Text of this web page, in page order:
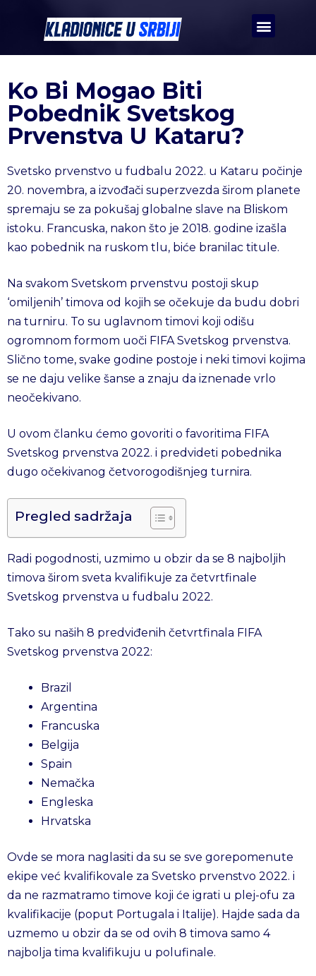
Ko Bi Mogao Biti
Pobednik Svetskog
Prvenstva U Kataru?
Svetsko prvenstvo u fudbalu 2022. u Kataru počinje
20. novembra, a izvođači superzvezda širom planete
spremaju se za pokušaj globalne slave na Bliskom
istoku. Francuska, nakon što je 2018. godine izašla
kao pobednik na ruskom tlu, biće branilac titule.
Na svakom Svetskom prvenstvu postoji skup
‘omiljenih’ timova od kojih se očekuje da budu dobri
na turniru. To su uglavnom timovi koji odišu
ogromnom formom uoči FIFA Svetskog prvenstva.
Slično tome, svake godine postoje i neki timovi kojima
se ne daju velike šanse a znaju da iznenade vrlo
neočekivano.
U ovom članku ćemo govoriti o favoritima FIFA
Svetskog prvenstva 2022. i predvideti pobednika
dugo očekivanog četvorogodišnjeg turnira.
Pregled sadržaja
Radi pogodnosti, uzmimo u obzir da se 8 najboljih
timova širom sveta kvalifikuje za četvrtfinale
Svetskog prvenstva u fudbalu 2022.
Tako su naših 8 predviđenih četvrtfinala FIFA
Svetskog prvenstva 2022:
Brazil
Argentina
Francuska
Belgija
Spain
Nemačka
Engleska
Hrvatska
Ovde se mora naglasiti da su se sve gorepomenute
ekipe već kvalifikovale za Svetsko prvenstvo 2022. i
da ne razmatramo timove koji će igrati u plej-ofu za
kvalifikacije (poput Portugala i Italije). Hajde sada da
uzmemo u obzir da se od ovih 8 timova samo 4
najbolja tima kvalifikuju u polufinale.